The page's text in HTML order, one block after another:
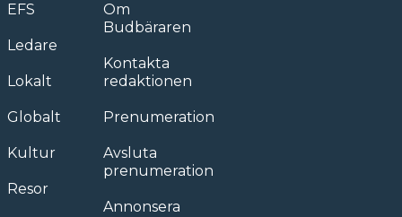
EFS
Ledare
Lokalt
Globalt
Kultur
Resor
Om
Budbäraren
Kontakta
redaktionen
Prenumeration
Avsluta
prenumeration
Annonsera